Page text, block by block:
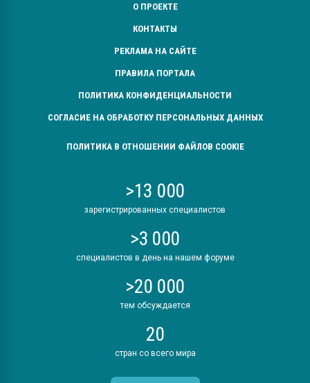
О ПРОЕКТЕ
КОНТАКТЫ
РЕКЛАМА НА САЙТЕ
ПРАВИЛА ПОРТАЛА
ПОЛИТИКА КОНФИДЕНЦИАЛЬНОСТИ
СОГЛАСИЕ НА ОБРАБОТКУ ПЕРСОНАЛЬНЫХ ДАННЫХ
ПОЛИТИКА В ОТНОШЕНИИ ФАЙЛОВ COOKIE
>13 000
зарегистрированных специалистов
>3 000
специалистов в день на нашем форуме
>20 000
тем обсуждается
20
стран со всего мира